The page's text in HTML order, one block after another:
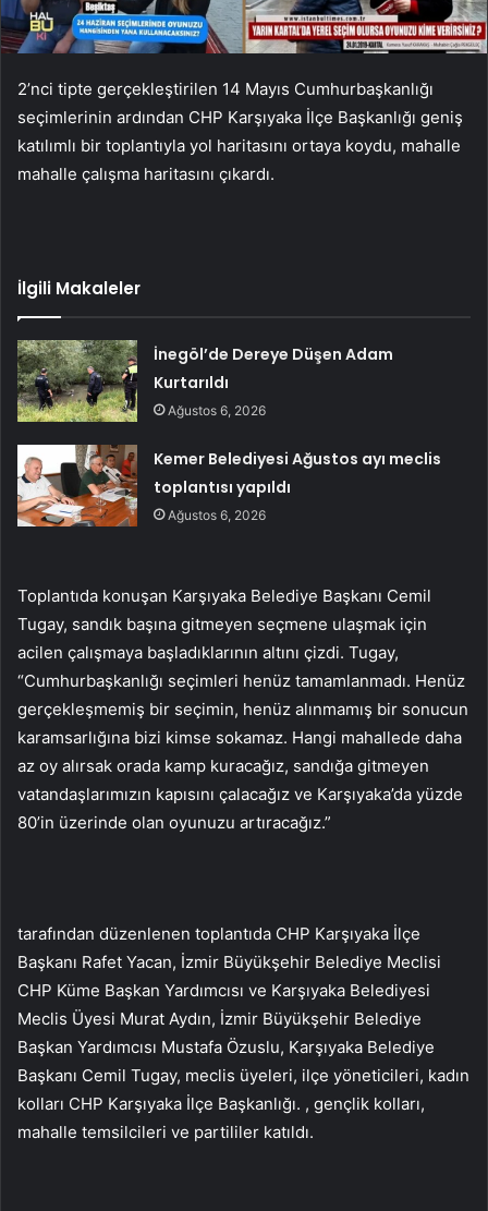
2’nci tipte gerçekleştirilen 14 Mayıs Cumhurbaşkanlığı
seçimlerinin ardından CHP Karşıyaka İlçe Başkanlığı geniş
katılımlı bir toplantıyla yol haritasını ortaya koydu, mahalle
mahalle çalışma haritasını çıkardı.
İlgili Makaleler
İnegöl’de Dereye Düşen Adam
Kurtarıldı
Ağustos 6, 2026
Kemer Belediyesi Ağustos ayı meclis
toplantısı yapıldı
Ağustos 6, 2026
Toplantıda konuşan Karşıyaka Belediye Başkanı Cemil
Tugay, sandık başına gitmeyen seçmene ulaşmak için
acilen çalışmaya başladıklarının altını çizdi. Tugay,
“Cumhurbaşkanlığı seçimleri henüz tamamlanmadı. Henüz
gerçekleşmemiş bir seçimin, henüz alınmamış bir sonucun
karamsarlığına bizi kimse sokamaz. Hangi mahallede daha
az oy alırsak orada kamp kuracağız, sandığa gitmeyen
vatandaşlarımızın kapısını çalacağız ve Karşıyaka’da yüzde
80’in üzerinde olan oyunuzu artıracağız.”
tarafından düzenlenen toplantıda CHP Karşıyaka İlçe
Başkanı Rafet Yacan, İzmir Büyükşehir Belediye Meclisi
CHP Küme Başkan Yardımcısı ve Karşıyaka Belediyesi
Meclis Üyesi Murat Aydın, İzmir Büyükşehir Belediye
Başkan Yardımcısı Mustafa Özuslu, Karşıyaka Belediye
Başkanı Cemil Tugay, meclis üyeleri, ilçe yöneticileri, kadın
kolları CHP Karşıyaka İlçe Başkanlığı. , gençlik kolları,
mahalle temsilcileri ve partililer katıldı.